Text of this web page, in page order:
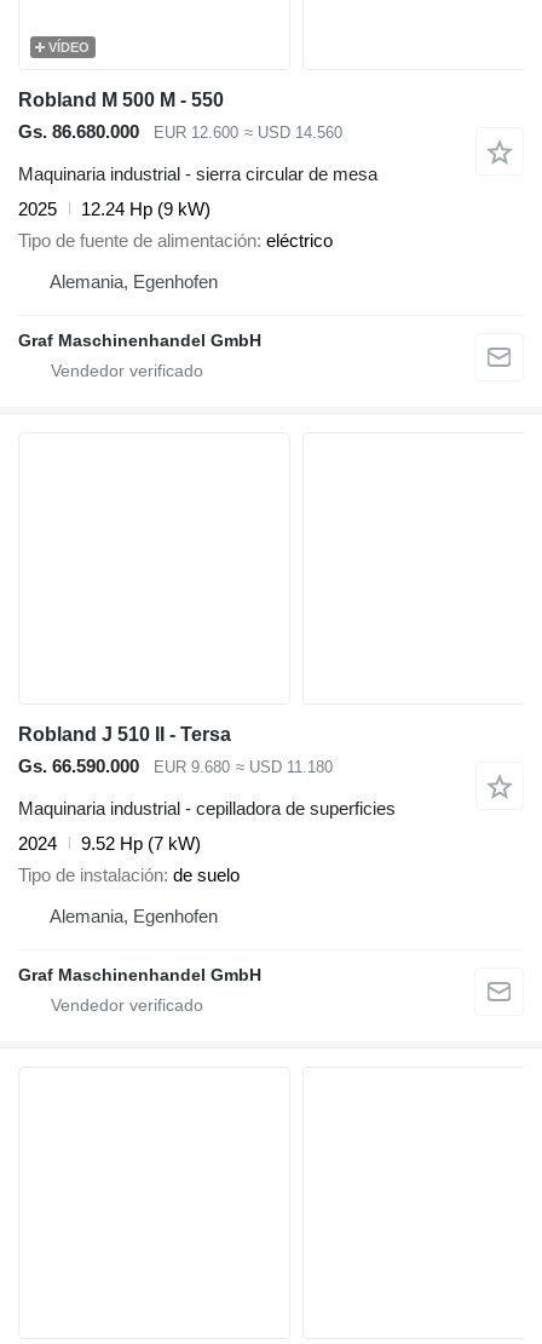
VÍDEO
Robland M 500 M - 550
Gs. 86.680.000
EUR 12.600 ≈ USD 14.560
Maquinaria industrial - sierra circular de mesa
2025
12.24 Hp (9 kW)
Tipo de fuente de alimentación eléctrico
Alemania, Egenhofen
Graf Maschinenhandel GmbH
Robland J 510 II - Tersa
Gs. 66.590.000
EUR 9.680 ≈ USD 11.180
Maquinaria industrial - cepilladora de superficies
2024
9.52 Hp (7 kW)
Tipo de instalación de suelo
Alemania, Egenhofen
Graf Maschinenhandel GmbH